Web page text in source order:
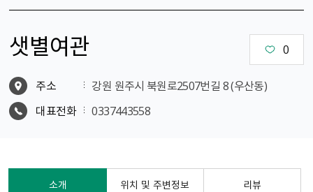
샛별여관 0
주소
강원 원주시 북원로2507번길 8 (우산동)
대표전화
0337443558
소개 위치 및 주변정보 리뷰